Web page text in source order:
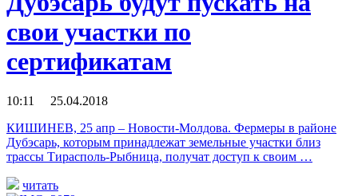
свои участки по
сертификатам
10:11 25.04.2018
КИШИНЕВ, 25 апр – Новости-Молдова. Фермеры в районе
Дубэсарь, которым принадлежат земельные участки близ
трассы Тирасполь-Рыбница, получат доступ к своим …
читать